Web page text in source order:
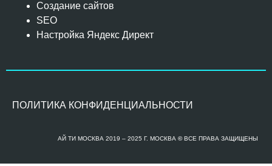
Создание сайтов
SEO
Настройка Яндекс Директ
ПОЛИТИКА КОНФИДЕНЦИАЛЬНОСТИ
АЙ ТИ МОСКВА 2019 – 2025 Г. МОСКВА ©ВСЕ ПРАВА ЗАЩИЩЕНЫ